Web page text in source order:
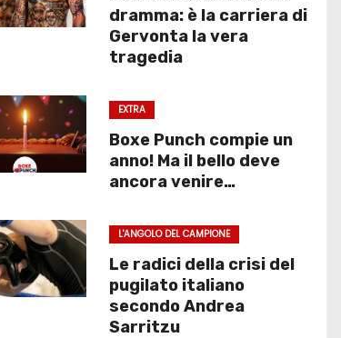
dramma: è la carriera di
Gervonta la vera
tragedia
EXTRA
Boxe Punch compie un
anno! Ma il bello deve
ancora venire…
L'ANGOLO DEL CAMPIONE
Le radici della crisi del
pugilato italiano
secondo Andrea
Sarritzu